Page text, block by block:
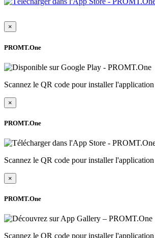
×
PROMT.One
Scannez le QR code pour installer
×
PROMT.One
Scannez le QR code pour installer
×
PROMT.One
Scannez le QR code pour installer